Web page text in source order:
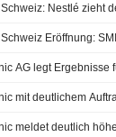
Nestlé zieht
Eröffnung:
AG legt
mit deutlichem
meldet deutlich